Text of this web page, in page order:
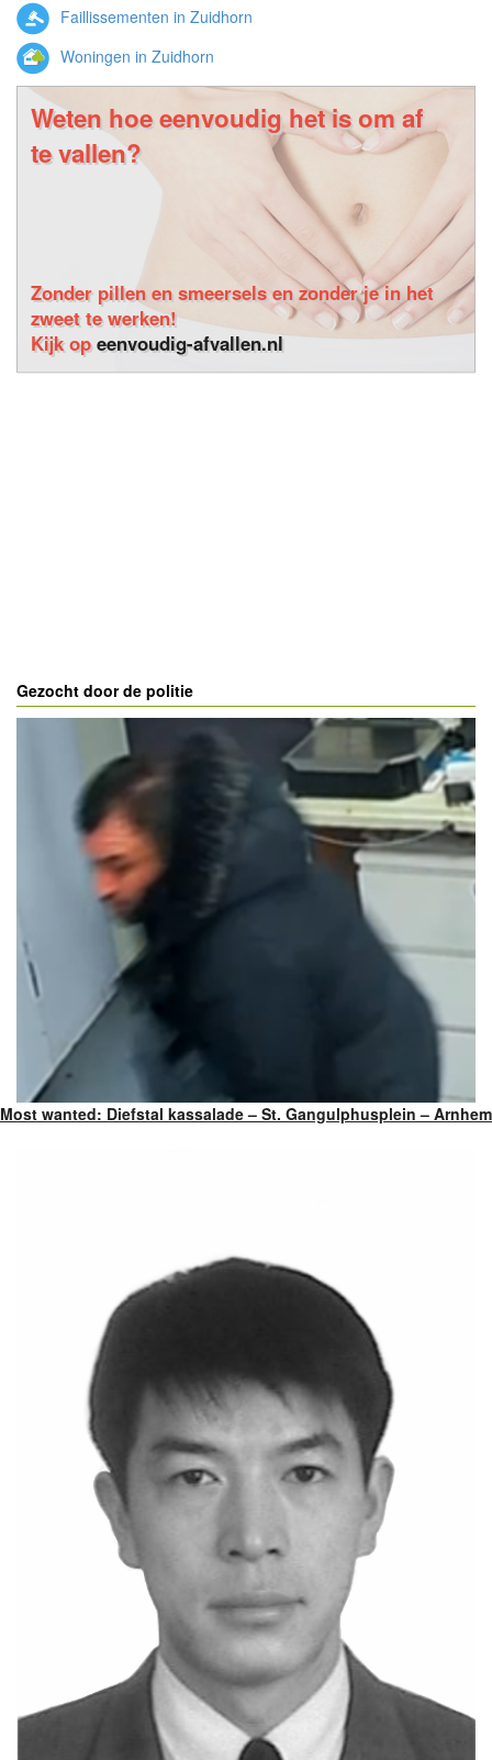
Faillissementen in Zuidhorn
Woningen in Zuidhorn
Weten hoe eenvoudig het is om af
te vallen?
Zonder pillen en smeersels en zonder je in het
zweet te werken!
Kijk opeenvoudig-afvallen.nl
Gezocht door de politie
Most wanted: Diefstal kassalade – St. Gangulphusplein – Arnhem